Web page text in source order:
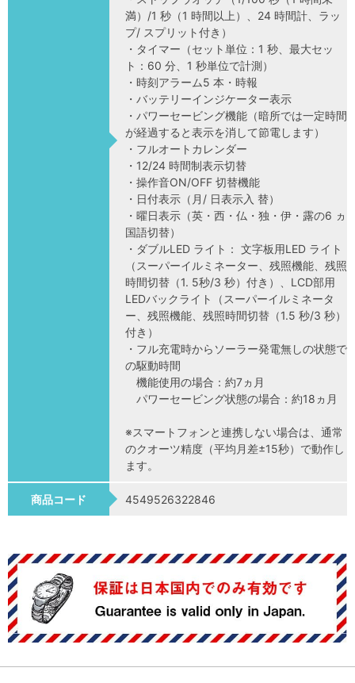
満）/1 秒（1 時間以上）、24 時間計、ラッ
プ/ スプリット付き）
・タイマー（セット単位：1 秒、最大セッ
ト：60 分、1 秒単位で計測）
・時刻アラーム5 本・時報
・バッテリーインジケーター表示
・パワーセービング機能（暗所では一定時間
が経過すると表示を消して節電します）
・フルオートカレンダー
・12/24 時間制表示切替
・操作音ON/OFF 切替機能
・日付表示（月/ 日表示入 替）
・曜日表示（英・西・仏・独・伊・露の6 ヵ
国語切替）
・ダブルLED ライト： 文字板用LED ライト
（スーパーイルミネーター、残照機能、残照
時間切替（1. 5秒/3 秒）付き）、LCD部用
LEDバックライト（スーパーイルミネータ
ー、残照機能、残照時間切替（1.5 秒/3 秒）
付き）
・フル充電時からソーラー発電無しの状態で
の駆動時間
機能使用の場合：約7ヵ月
パワーセービング状態の場合：約18ヵ月
※スマートフォンと連携しない場合は、通常
のクオーツ精度（平均月差±15秒）で動作し
ます。
商品コード 4549526322846